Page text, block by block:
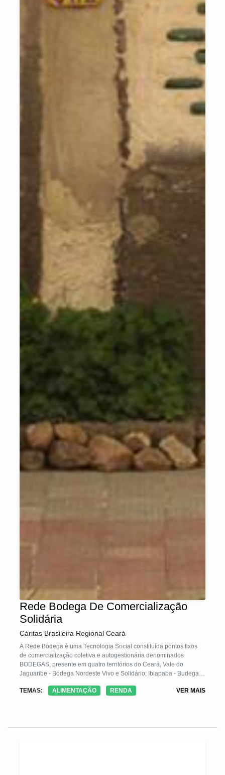
Rede Bodega De Comercialização
Solidária
Cáritas Brasileira Regional Ceará
A Rede Bodega é uma Tecnologia Social constituída pontos fixos
de comercialização coletiva e autogestionária denominados
BODEGAS, presente em quatro territórios do Ceará, Vale do
Jaguaribe - Bodega Nordeste Vivo e Solidário; Ibiapaba - Budega
metropolitana: Budegama e Bodega da Vila Mundo.
trabalho e crescimento econômico.
TEMAS: ALIMENTAÇÃO RENDA VER MAIS